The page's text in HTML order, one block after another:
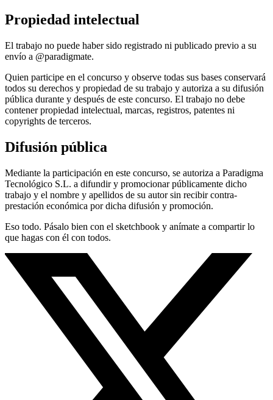
Propiedad intelectual
El trabajo no puede haber sido registrado ni publicado previo a su
envío a @paradigmate.
Quien participe en el concurso y observe todas sus bases conservará
todos su derechos y propiedad de su trabajo y autoriza a su difusión
pública durante y después de este concurso. El trabajo no debe
contener propiedad intelectual, marcas, registros, patentes ni
copyrights de terceros.
Difusión pública
Mediante la participación en este concurso, se autoriza a Paradigma
Tecnológico S.L. a difundir y promocionar públicamente dicho
trabajo y el nombre y apellidos de su autor sin recibir contra-
prestación económica por dicha difusión y promoción.
Eso todo. Pásalo bien con el sketchbook y anímate a compartir lo
que hagas con él con todos.